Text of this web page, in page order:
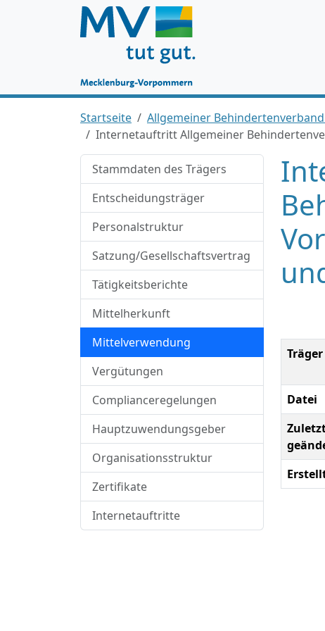
Startseite Allgemeiner
Internetauftritt Allgemeiner
Stammdaten des Trägers
Entscheidungsträger
Personalstruktur
Satzung/Gesellschaftsvertrag
Tätigkeitsberichte
Mittelherkunft
Mittelverwendung
Vergütungen
Complianceregelungen
Hauptzuwendungsgeber
Organisationsstruktur
Zertifikate
Internetauftritte
Träger
Datei